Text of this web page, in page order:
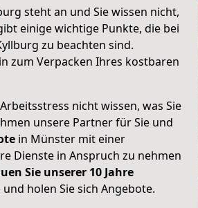
steht an und Sie wissen nicht,
einige wichtige Punkte, die bei
zu beachten sind.
zum Verpacken Ihres kostbaren
nicht wissen, was Sie
unsere Partner für Sie und
in Münster mit einer
Dienste in Anspruch zu nehmen
Sie unserer 10 Jahre
holen Sie sich Angebote.